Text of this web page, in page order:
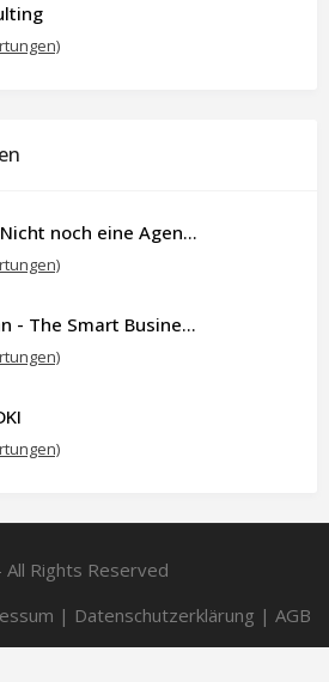
SMART Business - Nicht noch eine Agentur. Sondern ein Partner, der dein Business als Ganzes denkt.
Katharina Hellmann - The Smart Business Coach
Rights Reserved
| Datenschutzerklärung | AGB